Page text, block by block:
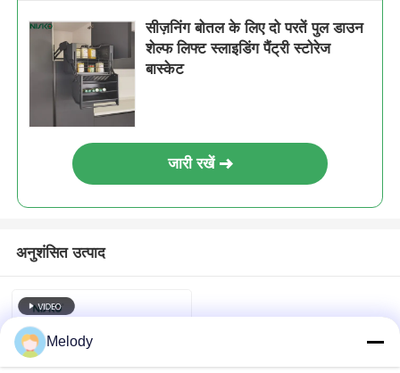
सीज़निंग बोतल के लिए दो परतें पुल डाउन
शेल्फ लिफ्ट स्लाइडिंग पैंट्री स्टोरेज
बास्केट
जारी रखें
अनुशंसित उत्पाद
Melody